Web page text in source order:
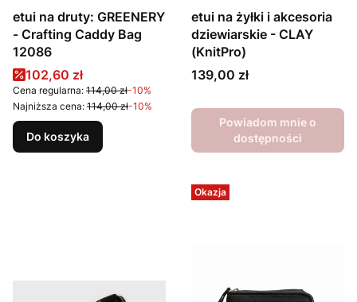
etui na druty: GREENERY
- Crafting Caddy Bag
12086
Cena promocyjna
102,60 zł
Cena regularna: 114,00 zł-10%
Najniższa cena: 114,00 zł-10%
Do koszyka
etui na żyłki i akcesoria
dziewiarskie - CLAY
(KnitPro)
Cena
139,00 zł
Powiadom mnie o
dostępności
Okazja